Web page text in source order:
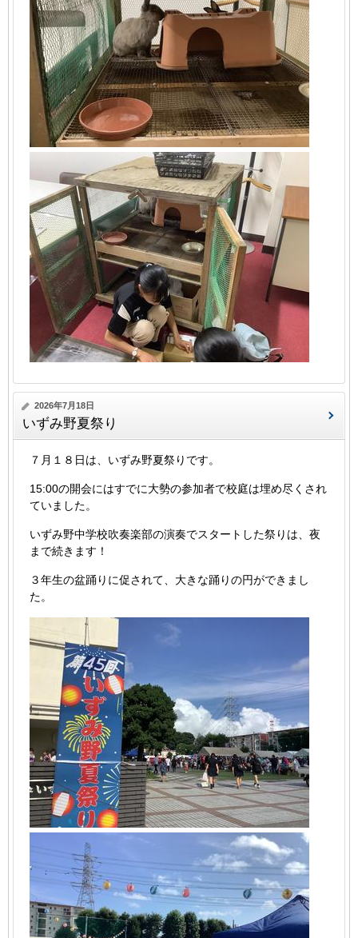
2026年7月18日
いずみ野夏祭り
７月１８日は、いずみ野夏祭りです。
15:00の開会にはすでに大勢の参加者で校庭は埋め尽くされ
ていました。
いずみ野中学校吹奏楽部の演奏でスタートした祭りは、夜
まで続きます！
３年生の盆踊りに促されて、大きな踊りの円ができまし
た。